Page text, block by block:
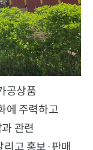
공상품
에 주력하고
관련
고 홍보·판매